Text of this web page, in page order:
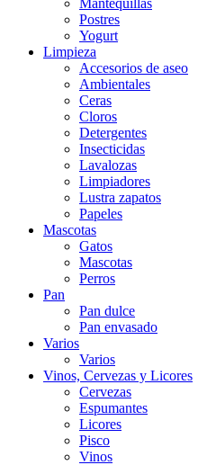
Mantequillas
Postres
Yogurt
Limpieza
Accesorios de aseo
Ambientales
Ceras
Cloros
Detergentes
Insecticidas
Lavalozas
Limpiadores
Lustra zapatos
Papeles
Mascotas
Gatos
Mascotas
Perros
Pan
Pan dulce
Pan envasado
Varios
Varios
Vinos, Cervezas y Licores
Cervezas
Espumantes
Licores
Pisco
Vinos